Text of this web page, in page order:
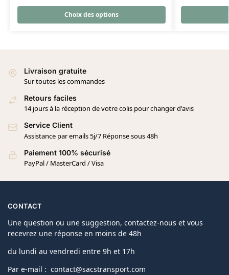
Choix des options
Livraison gratuite
Sur toutes les commandes
Retours faciles
14 jours à la réception de votre colis pour changer d'avis
Service Client
Assistance par emails 5j/7 Réponse sous 48h
Paiement 100% sécurisé
PayPal / MasterCard / Visa
CONTACT
Une question ou une suggestion, contactez-nous et vous
recevrez une réponse en moins de 48h
du lundi au vendredi entre 9h et 17h
Par e-mail : contact@sacstransport.com